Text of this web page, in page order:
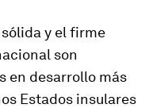
y el firme
son
en desarrollo más
Estados insulares